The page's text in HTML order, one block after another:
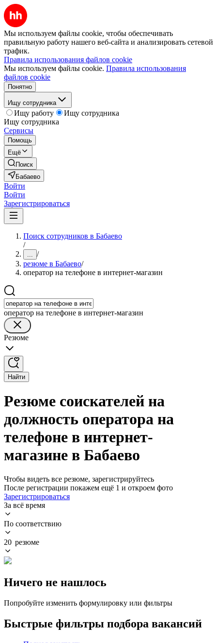
Мы используем файлы cookie, чтобы обеспечивать
правильную работу нашего веб-сайта и анализировать сетевой
трафик.
Правила использования файлов cookie
Мы используем файлы cookie. Правила использования
файлов cookie
Понятно
Ищу сотрудника
Ищу работу
Ищу сотрудника
Ищу сотрудника
Сервисы
Помощь
Ещё
Поиск
Бабаево
Войти
Войти
Зарегистрироваться
Поиск сотрудников в Бабаево
/
... /
резюме в Бабаево/
оператор на телефоне в интернет-магазин
оператор на телефоне в интернет-магазин
Резюме
Найти
Резюме соискателей на
должность оператора на
телефоне в интернет-
магазине в Бабаево
Чтобы видеть все резюме, зарегистрируйтесь
После регистрации покажем ещё 1 и откроем фото
Зарегистрироваться
За всё время
По соответствию
20 резюме
Ничего не нашлось
Попробуйте изменить формулировку или фильтры
Быстрые фильтры подбора вакансий